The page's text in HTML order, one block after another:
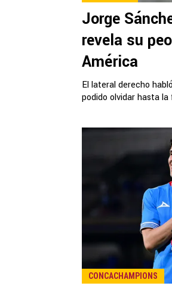
Jorge
revela su
América
El lateral derecho
podido olvidar hasta la
CONCACHAMPIONS